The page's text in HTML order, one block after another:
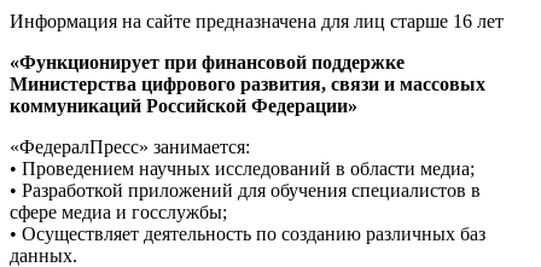
Информация на сайте предназначена для лиц старше 16 лет
«Функционирует при финансовой поддержке
Министерства цифрового развития, связи и массовых
коммуникаций Российской Федерации»
«ФедералПресс» занимается:
• Проведением научных исследований в области медиа;
• Разработкой приложений для обучения специалистов в
сфере медиа и госслужбы;
• Осуществляет деятельность по созданию различных баз
данных.